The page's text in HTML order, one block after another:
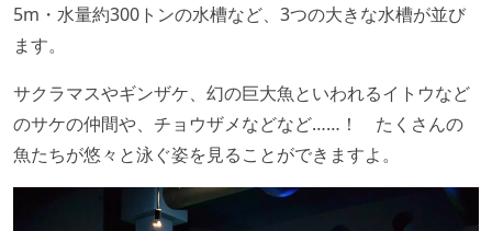
5m・水量約300トンの水槽など、3つの大きな水槽が並び
ます。
サクラマスやギンザケ、幻の巨大魚といわれるイトウなど
のサケの仲間や、チョウザメなどなど……！ たくさんの
魚たちが悠々と泳ぐ姿を見ることができますよ。